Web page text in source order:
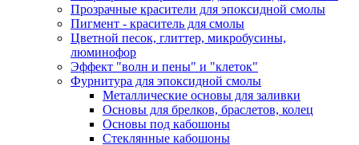
Прозрачные красители для эпоксидной смолы
Пигмент - краситель для смолы
Цветной песок, глиттер, микробусины,
люминофор
Эффект "волн и пены" и "клеток"
Фурнитура для эпоксидной смолы
Металлические основы для заливки
Основы для брелков, браслетов, колец
Основы под кабошоны
Стеклянные кабошоны